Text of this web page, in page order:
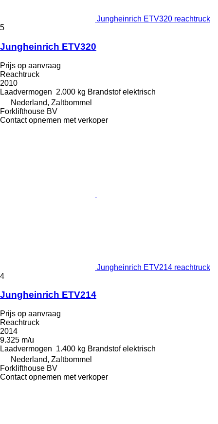
Jungheinrich ETV320 reachtruck
5
Jungheinrich ETV320
Prijs op aanvraag
Reachtruck
2010
Laadvermogen 2.000 kg Brandstof elektrisch
Nederland, Zaltbommel
Forklifthouse BV
Contact opnemen met verkoper
Jungheinrich ETV214 reachtruck
4
Jungheinrich ETV214
Prijs op aanvraag
Reachtruck
2014
9.325 m/u
Laadvermogen 1.400 kg Brandstof elektrisch
Nederland, Zaltbommel
Forklifthouse BV
Contact opnemen met verkoper